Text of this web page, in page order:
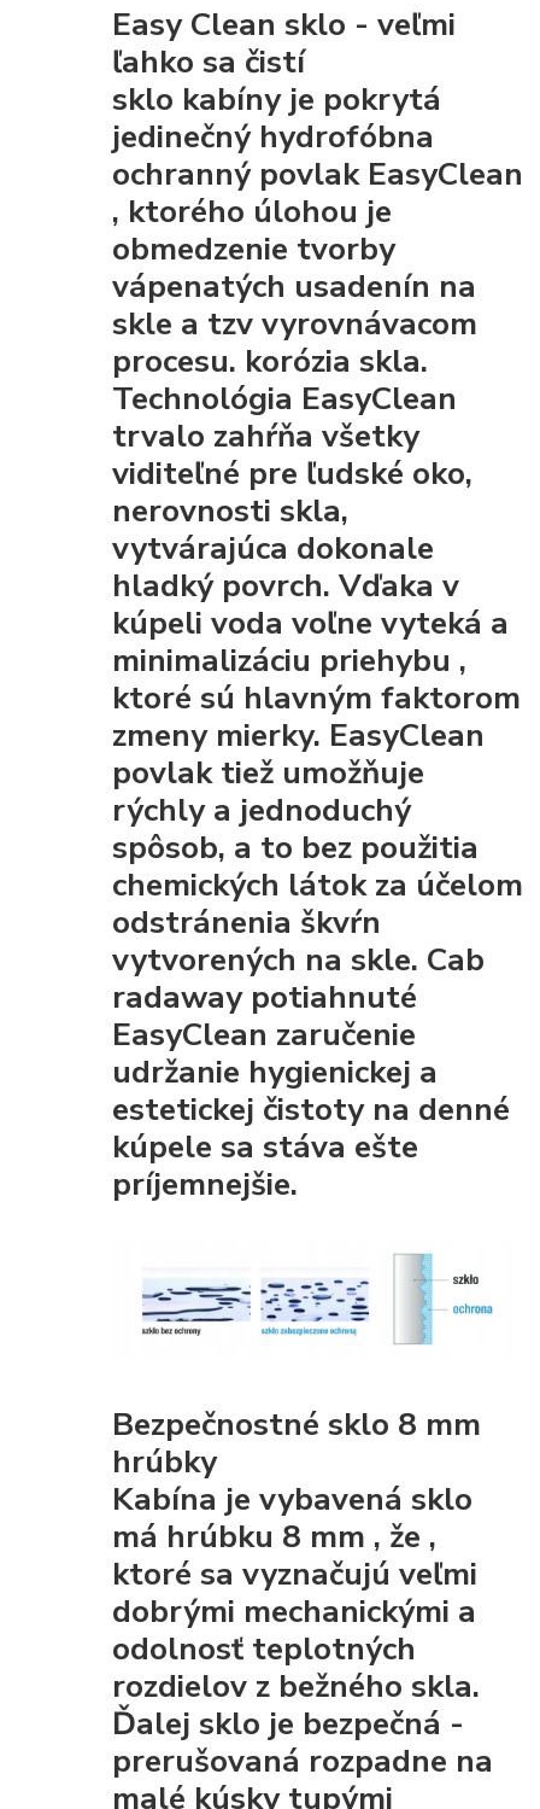
Easy Clean sklo - veľmi
ľahko sa čistí
sklo kabíny je pokrytá
jedinečný hydrofóbna
ochranný povlak EasyClean
, ktorého úlohou je
obmedzenie tvorby
vápenatých usadenín na
skle a tzv vyrovnávacom
procesu. korózia skla.
Technológia EasyClean
trvalo zahŕňa všetky
viditeľné pre ľudské oko,
nerovnosti skla,
vytvárajúca dokonale
hladký povrch. Vďakav
kúpeli voda voľne vyteká a
minimalizáciu priehybu ,
ktoré sú hlavným faktorom
zmeny mierky. EasyClean
povlak tiež umožňuje
rýchly a jednoduchý
spôsob, a to bez použitia
chemických látok za účelom
odstránenia škvŕn
vytvorených na skle. Cab
radaway potiahnuté
EasyClean zaručenie
udržanie hygienickej a
estetickej čistoty na denné
kúpele sa stáva ešte
príjemnejšie.
Bezpečnostné sklo 8 mm
hrúbky
Kabína je vybavenásklo
má hrúbku 8 mm , že ,
ktoré sa vyznačujú veľmi
dobrými mechanickými a
odolnosť teplotných
rozdielov z bežného skla.
Ďalej sklo je bezpečná -
prerušovaná rozpadne na
malé kúsky tupými